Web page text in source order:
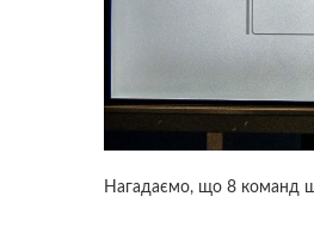
Нагадаємо, що 8 команд